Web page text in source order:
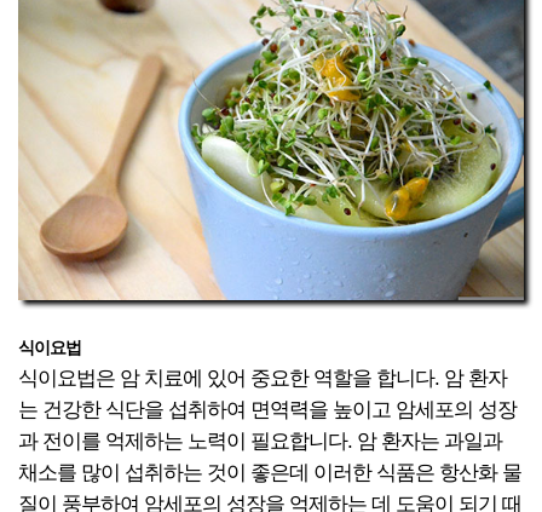
식이요법
식이요법은 암 치료에 있어 중요한 역할을 합니다. 암 환자
는 건강한 식단을 섭취하여 면역력을 높이고 암세포의 성장
과 전이를 억제하는 노력이 필요합니다. 암 환자는 과일과
채소를 많이 섭취하는 것이 좋은데 이러한 식품은 항산화 물
질이 풍부하여 암세포의 성장을 억제하는 데 도움이 되기 때